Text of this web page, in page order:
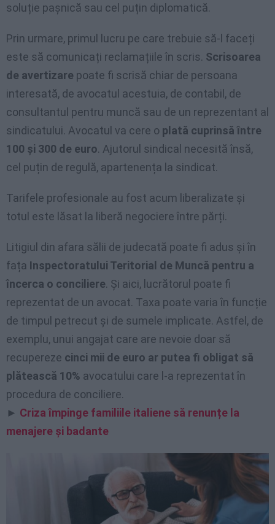
soluție pașnică sau cel puțin diplomatică.
Prin urmare, primul lucru pe care trebuie să-l faceți
este să comunicați reclamațiile în scris. Scrisoarea
de avertizare poate fi scrisă chiar de persoana
interesată, de avocatul acestuia, de contabil, de
consultantul pentru muncă sau de un reprezentant al
sindicatului. Avocatul va cere o plată cuprinsă între
100 și 300 de euro. Ajutorul sindical necesită însă,
cel puțin de regulă, apartenența la sindicat.
Tarifele profesionale au fost acum liberalizate și
totul este lăsat la liberă negociere între părți.
Litigiul din afara sălii de judecată poate fi adus și în
fața Inspectoratului Teritorial de Muncă pentru a
încerca o conciliere. Și aici, lucrătorul poate fi
reprezentat de un avocat. Taxa poate varia în funcție
de timpul petrecut și de sumele implicate. Astfel, de
exemplu, unui angajat care are nevoie doar să
recupereze cinci mii de euro ar putea fi obligat să
plătească 10% avocatului care l-a reprezentat în
procedura de conciliere.
► Criza împinge familiile italiene să renunțe la
menajere și badante